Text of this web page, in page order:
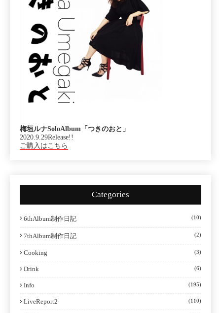
梅垣ルナSoloAlbum「つきのおと」
2020.9.29Release!!
ご購入はこちら
Categories
6thAlbum制作日記 (10)
7thAlbum制作日記 (2)
Cooking (3)
Drink (6)
Info (195)
LiveReport2 (110)